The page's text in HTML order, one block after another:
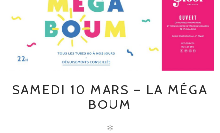
SAMEDI 10 MARS – LA MÉGA
BOUM
✻